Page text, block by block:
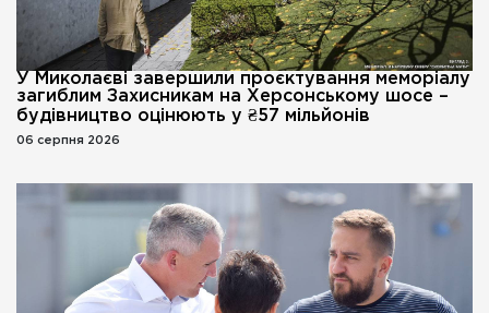
У Миколаєві завершили проєктування меморіалу
загиблим Захисникам на Херсонському шосе –
будівництво оцінюють у ₴57 мільйонів
06 серпня 2026